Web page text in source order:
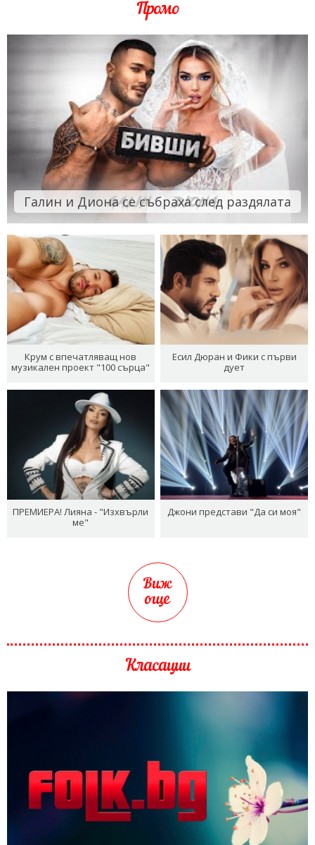
Промо
Галин и Диона се събраха след раздялата
Крум с впечатляващ нов
музикален проект "100 сърца"
Есил Дюран и Фики с първи
дует
ПРЕМИЕРА! Лияна - "Изхвърли
ме"
Джони представи "Да си моя"
Виж
още
Класации